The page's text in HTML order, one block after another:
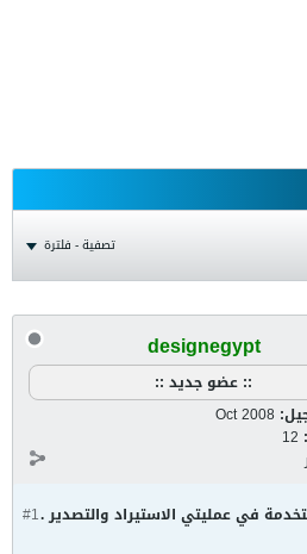
تصفية - فلترة
designegypt
:: عضو جديد ::
Oct 2008
12
#1في عمليتي الاستيراد والتصدير .